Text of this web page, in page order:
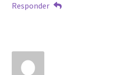
Responder